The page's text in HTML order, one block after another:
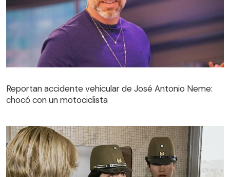
Reportan accidente vehicular de José Antonio Neme:
chocó con un motociclista